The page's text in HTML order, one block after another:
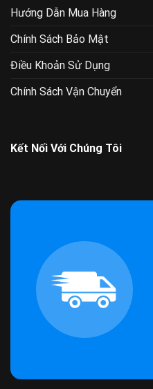
Hướng Dẫn Mua Hàng
Chính Sách Bảo Mật
Điều Khoản Sử Dụng
Chính Sách Vận Chuyển
Kết Nối Với Chúng Tôi